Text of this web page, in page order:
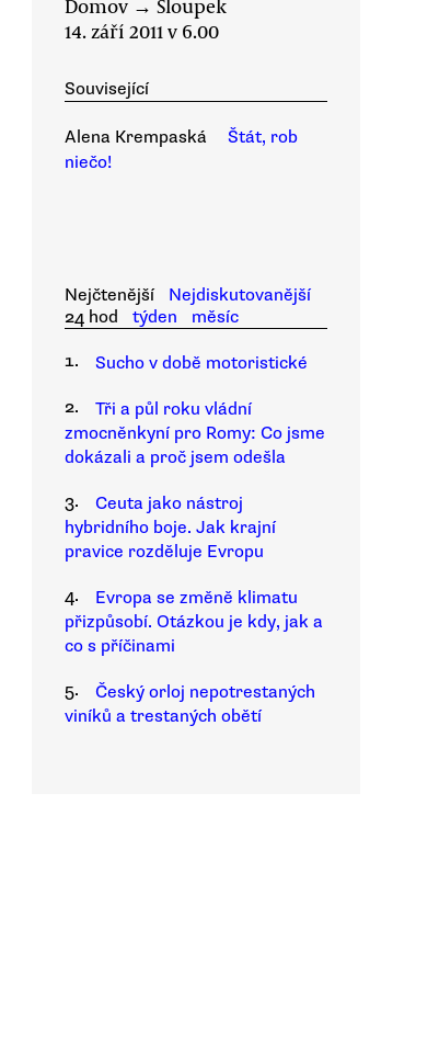
Domov → Sloupek
14. září 2011 v 6.00
Související
Alena Krempaská
Štát, rob
niečo!
Nejčtenější
Nejdiskutovanější
24 hod
týden
měsíc
1.
Sucho v době motoristické
2.
Tři a půl roku vládní
zmocněnkyní pro Romy: Co jsme
dokázali a proč jsem odešla
3.
Ceuta jako nástroj
hybridního boje. Jak krajní
pravice rozděluje Evropu
4.
Evropa se změně klimatu
přizpůsobí. Otázkou je kdy, jak a
co s příčinami
5.
Český orloj nepotrestaných
viníků a trestaných obětí